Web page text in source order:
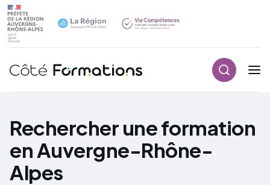
Navigation principale
Rechercher une formation
en Auvergne-Rhône-
Alpes